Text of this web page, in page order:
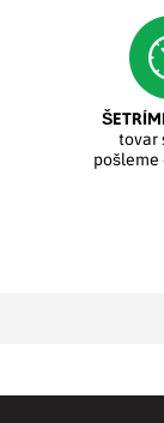
tovar
pošleme